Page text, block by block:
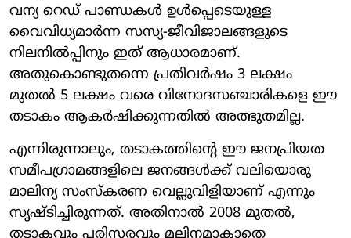
വന്യ റെഡ് പാണ്ഡകൾ ഉൾപ്പെടെയുള്ള
വൈവിധ്യമാർന്ന സസ്യ-ജീവിജാലങ്ങളുടെ
നിലനിൽപ്പിനും ഇത് ആധാരമാണ്.
അതുകൊണ്ടുതന്നെ പ്രതിവർഷം 3 ലക്ഷം
മുതൽ 5 ലക്ഷം വരെ വിനോദസഞ്ചാരികളെ ഈ
തടാകം ആകർഷിക്കുന്നതിൽ അത്ഭുതമില്ല.
എന്നിരുന്നാലും, തടാകത്തിന്റെ ഈ ജനപ്രിയത
സമീപഗ്രാമങ്ങളിലെ ജനങ്ങൾക്ക് വലിയൊരു
മാലിന്യ സംസ്കരണ വെല്ലുവിളിയാണ് എന്നും
സൃഷ്ടിച്ചിരുന്നത്. അതിനാൽ 2008 മുതൽ,